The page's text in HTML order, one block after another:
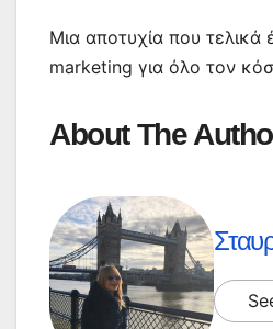
Μια αποτυχία που τελικά
marketing για όλο τον
About The